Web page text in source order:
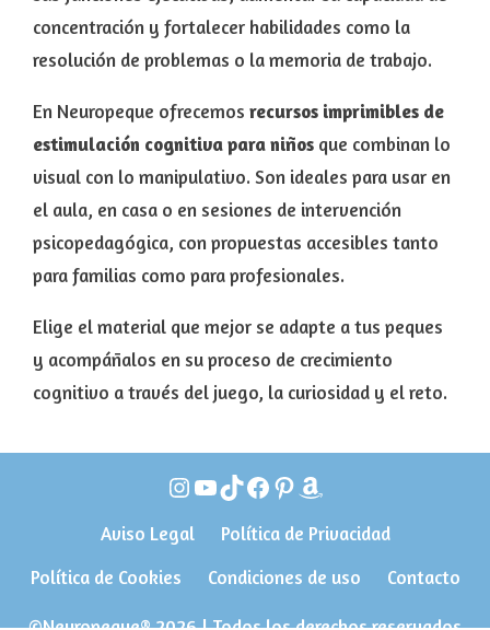
concentración y fortalecer habilidades como la
resolución de problemas o la memoria de trabajo.
En Neuropeque ofrecemos recursos imprimibles de
estimulación cognitiva para niños que combinan lo
visual con lo manipulativo. Son ideales para usar en
el aula, en casa o en sesiones de intervención
psicopedagógica, con propuestas accesibles tanto
para familias como para profesionales.
Elige el material que mejor se adapte a tus peques
y acompáñalos en su proceso de crecimiento
cognitivo a través del juego, la curiosidad y el reto.
Instagram
YouTube
TikTok
Facebook
Pinterest
Amazon
Aviso Legal
Política de Privacidad
Política de Cookies
Condiciones de uso Contacto